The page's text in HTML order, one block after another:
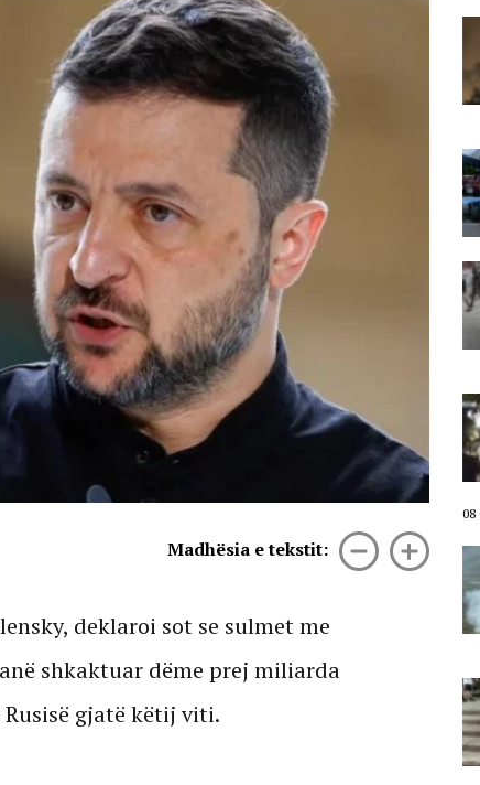
Madhësia e tekstit:
deklaroi sot se sulmet me
shkaktuar dëme prej miliarda
gjatë këtij viti.
Zjarri i përmasave të mëdha mes
fshatrave “Andon Poçi” dhe
Hundëkuq/ 7 orë luftë me flakët,
fiken plotësisht vatrat
09 Gusht, 2026
Një vit pas sulmit shtetëror,
News24 vijon misionin. 71 ditë
pranë protestës së qytetarëve
09 Gusht, 2026
Festa kthehet në protestë/ Të
rinjtë në Lushnje mbushin sheshin
me thirrjet: Rama, jepe dorëheqjen
(VIDEO)
09 Gusht, 2026
Dorëheqja e Ramës e
panegociueshme! 4 orë revoltë/
Mbyllet dita e 70-të e protestave
kundër klasës politike: Nesër më
VIDEO/ Ndezi zjarr për të djegur
barin pranë banesës, flakët iu
Arrestohet 73-vjeçari
Divjaka proteston! Banorët
kundër bashkimit me Lushnjën,
djegin teserat e PS: Mos na prekni
08